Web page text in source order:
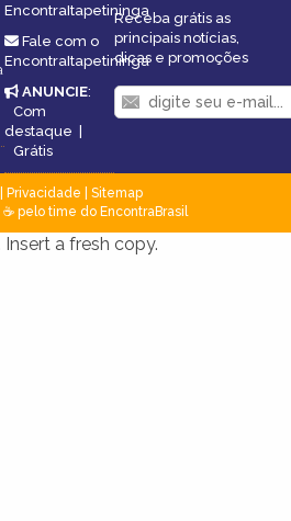
EncontraItapetininga
Fale com o
EncontraItapetininga
ANUNCIE:
Com
destaque |
Grátis
Receba grátis as
principais notícias,
dicas e promoções
Privacidade
Sitemap
pelo time do EncontraBrasil
a fresh copy.